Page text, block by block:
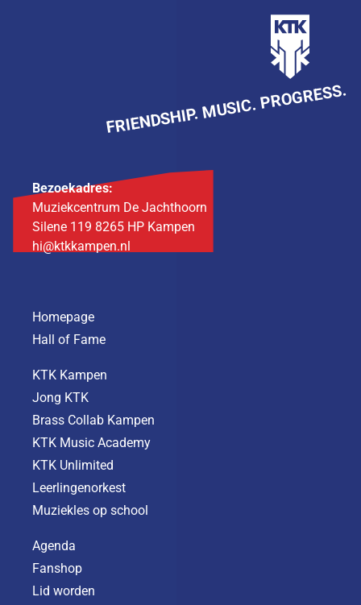
FRIENDSHIP. MUSIC. PROGRESS.
Bezoekadres:
Muziekcentrum De Jachthoorn
Silene 119 8265 HP Kampen
hi@ktkkampen.nl
Homepage
Hall of Fame
KTK Kampen
Jong KTK
Brass Collab Kampen
KTK Music Academy
KTK Unlimited
Leerlingenorkest
Muziekles op school
Agenda
Fanshop
Lid worden